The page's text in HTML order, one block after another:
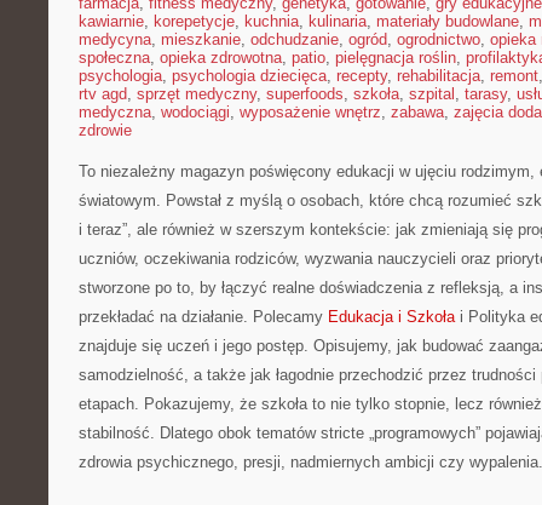
kawiarnie, korepetycje, kuchnia, kulinaria, materiały budowlane,
medycyna, mieszkanie, odchudzanie, ogród, ogrodnictwo, opieka
społeczna, opieka zdrowotna, patio, pielęgnacja roślin,
psychologia, psychologia dziecięca, recepty, rehabilitacja, remont
rtv agd, sprzęt medyczny, superfoods, szkoła, szpital , tarasy,
medyczna, wodociągi, wyposażenie wnętrz, zabawa, zajęcia
zdrowie
To niezależny magazyn poświęcony edukacji w ujęciu rodzimym,
światowym. Powstał z myślą o osobach, które chcą rozumieć
i teraz”, ale również w szerszym kontekście: jak zmieniają się
uczniów, oczekiwania rodziców, wyzwania nauczycieli oraz
stworzone po to, by łączyć realne doświadczenia z refleksją, a
przekładać na działanie. Polecamy Edukacja i Szkołai Polityka
znajduje się uczeń i jego postęp. Opisujemy, jak budować
samodzielność, a także jak łagodnie przechodzić przez
etapach. Pokazujemy, że szkoła to nie tylko stopnie, lecz
stabilność. Dlatego obok tematów stricte „programowych”
zdrowia psychicznego, presji, nadmiernych ambicji czy wypalenia.